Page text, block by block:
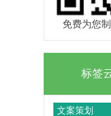
免费为您
标签
文案策划